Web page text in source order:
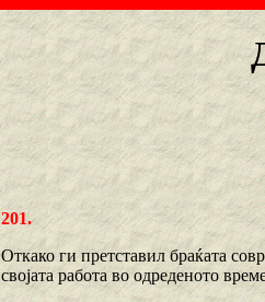
201.
Откако ги претставил браќата
својата работа во одреденото